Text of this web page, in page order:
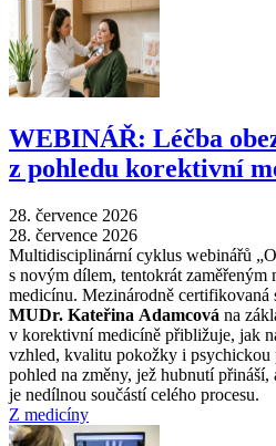
WEBINÁŘ: Léčba
z pohledu korektivní
28. července 2026
28. července 2026
Multidisciplinární cyklus webinářů
s novým dílem, tentokrát zaměřeným
medicínu. Mezinárodně certifikovaná
MUDr. Kateřina Adamcová na
v korektivní medicíně přibližuje, jak
vzhled, kvalitu pokožky i psychickou
pohled na změny, jež hubnutí přináší,
je nedílnou součástí celého procesu.
Z medicíny